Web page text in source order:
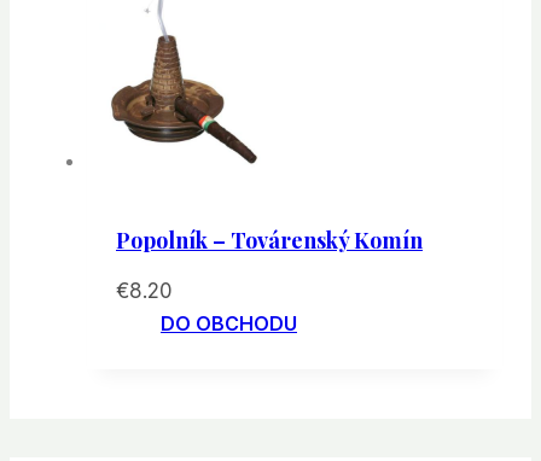
Popolník – Továrenský Komín
€8.20
DO OBCHODU